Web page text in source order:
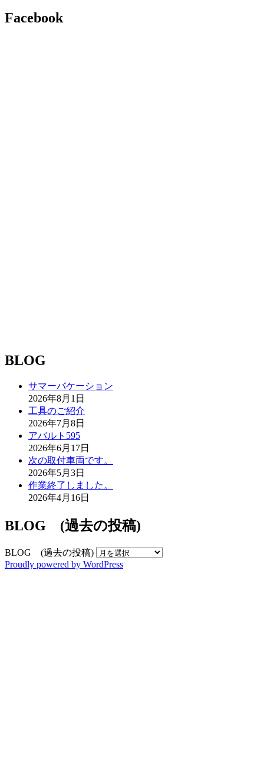
Facebook
BLOG
サマーバケーション
2026年8月1日
工具のご紹介
2026年7月8日
アバルト595
2026年6月17日
次の取付車両です。
2026年5月3日
作業終了しました。
2026年4月16日
BLOG (過去の投稿)
BLOG (過去の投稿)
Proudly powered by WordPress